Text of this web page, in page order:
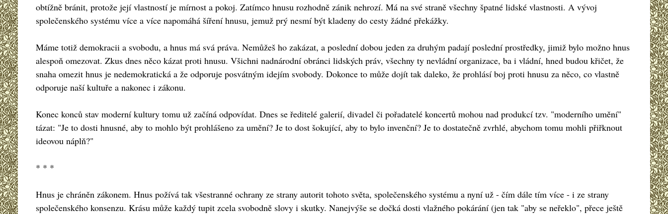
obtížně bránit, protože její vlastností je mírnost a pokoj. Zatímco hnusu rozhodně zánik nehrozí. Má na své straně všechny špatné lidské vlastnosti. A vývoj
společenského systému více a více napomáhá šíření hnusu, jemuž prý nesmí být kladeny do cesty žádné překážky.
Máme totiž demokracii a svobodu, a hnus má svá práva. Nemůžeš ho zakázat, a poslední dobou jeden za druhým padají poslední prostředky, jimiž bylo možno hnus
alespoň omezovat. Zkus dnes něco kázat proti hnusu. Všichni nadnárodní obránci lidských práv, všechny ty nevládní organizace, ba i vládní, hned budou křičet, že
snaha omezit hnus je nedemokratická a že odporuje posvátným idejím svobody. Dokonce to může dojít tak daleko, že prohlásí boj proti hnusu za něco, co vlastně
odporuje naší kultuře a nakonec i zákonu.
Konec konců stav moderní kultury tomu už začíná odpovídat. Dnes se ředitelé galerií, divadel či pořadatelé koncertů mohou nad produkcí tzv. "moderního umění"
tázat: "Je to dosti hnusné, aby to mohlo být prohlášeno za umění? Je to dost šokující, aby to bylo invenční? Je to dostatečně zvrhlé, abychom tomu mohli přiřknout
ideovou náplň?"
* * *
Hnus je chráněn zákonem. Hnus požívá tak všestranné ochrany ze strany autorit tohoto světa, společenského systému a nyní už - čím dále tím více - i ze strany
společenského konsenzu. Krásu může každý tupit zcela svobodně slovy i skutky. Nanejvýše se dočká dosti vlažného pokárání (jen tak "aby se neřeklo", přece ještě